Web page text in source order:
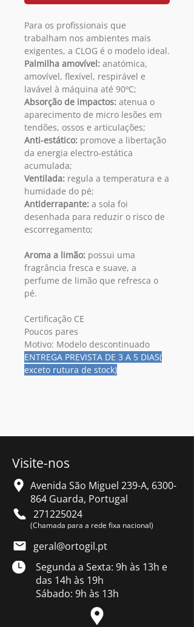
Para os profissionais que
trabalham nos ambientes mais
exigentes, a CLOG é o modelo ideal.
Palmilha amovível: anatómica,
amovível, flexível, respirável e
lavável à máquina até 90ºC;
Absorção de impactos: atenua o
aparecimento de micro lesões em
tendões, ossos e articulações;
Anti-estático: promove a libertação
da energia electro-estática
acumulada;
Ventilada: regula a temperatura e a
humidade do pé;
Antiderrapante: a sola foi
desenhada para reduzir o risco de
escorregamento;
Aroma a limão: possui uma
fragrância fresca e suave, a
perfume de limão que refresca o
pé.
Certificação CE
Poucos pares
Motivo: Modelo descontinuado
ENTREGA PREVISTA DE 3 A 5 DIAS(
exceto rutura de stock)
Visite-nos
Avenida São Miguel 239-A, 6300-
864 Guarda, Portugal
271225024
(Chamada para a rede fixa nacional)
geral@ortogil.pt
Segunda a Sexta: 9h às 13h e
das 14h às 19h
Sábado: 9h às 13h